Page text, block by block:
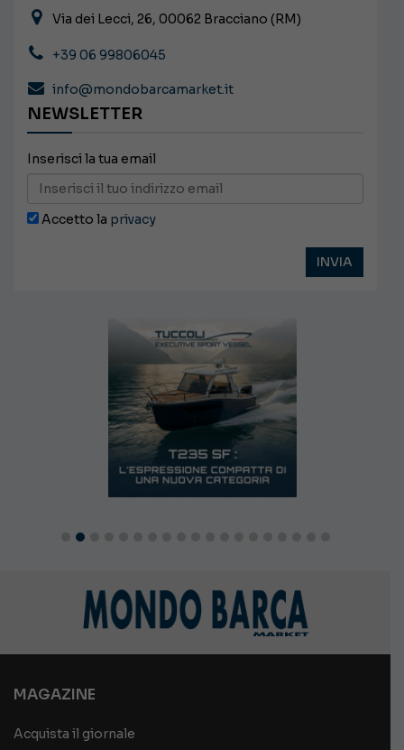
Via dei Lecci, 26, 00062 Bracciano (RM)
+39 06 99806045
info@mondobarcamarket.it
NEWSLETTER
Inserisci la tua email
Accetto la privacy
MAGAZINE
Acquista il giornale